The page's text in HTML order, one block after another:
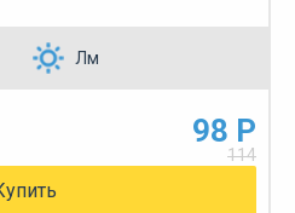
Лм
98 Р
114